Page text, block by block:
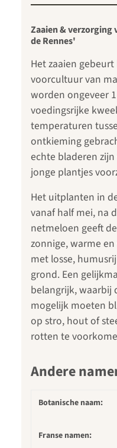
Zaaien &
de Rennes'
Het zaaien
voorcultuur van
worden ongeveer
voedingsrijke
temperaturen
ontkieming
echte bladeren
jonge plantjes
Het uitplanten in
vanaf half mei, na
netmeloen geeft
zonnige, warme
met losse,
grond. Een
belangrijk, waarbij
mogelijk moeten
op stro, hout of
rotten te
Andere
Botanische naam:
Franse namen: